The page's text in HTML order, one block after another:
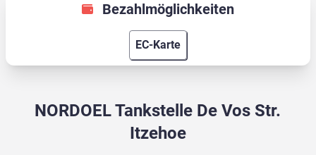
Bezahlmöglichkeiten
EC-Karte
NORDOEL Tankstelle De Vos Str.
Itzehoe